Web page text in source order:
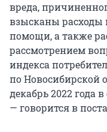
вреда,
взысканы расходы
помощи, а также
рассмотрением
индекса
по Новосибирской
декабрь 2022 года
— говорится в